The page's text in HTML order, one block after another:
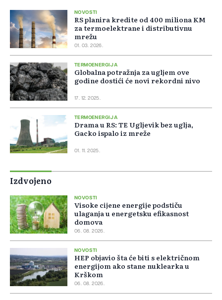
NOVOSTI
RS planira kredite od 400 miliona KM
za termoelektrane i distributivnu
mrežu
01. 03. 2026.
TERMOENERGIJA
Globalna potražnja za ugljem ove
godine dostići će novi rekordni nivo
17. 12. 2025.
TERMOENERGIJA
Drama u RS: TE Ugljevik bez uglja,
Gacko ispalo iz mreže
01. 11. 2025.
Izdvojeno
NOVOSTI
Visoke cijene energije podstiču
ulaganja u energetsku efikasnost
domova
06. 08. 2026.
NOVOSTI
HEP objavio šta će biti s električnom
energijom ako stane nuklearka u
Krškom
06. 08. 2026.